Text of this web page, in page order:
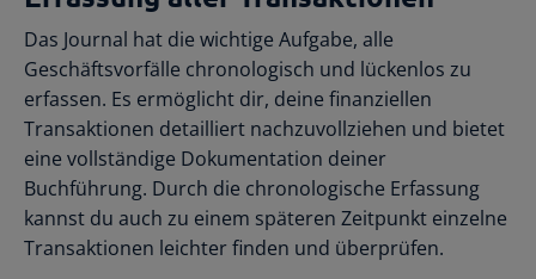
Das Journal hat die wichtige Aufgabe, alle
Geschäftsvorfälle chronologisch und lückenlos zu
erfassen. Es ermöglicht dir, deine finanziellen
Transaktionen detailliert nachzuvollziehen und bietet
eine vollständige Dokumentation deiner
Buchführung. Durch die chronologische Erfassung
kannst du auch zu einem späteren Zeitpunkt einzelne
Transaktionen leichter finden und überprüfen.